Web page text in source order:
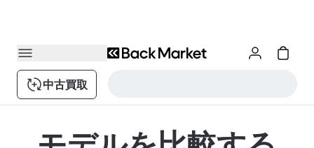
中古買取